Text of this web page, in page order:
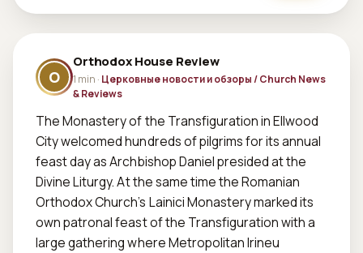
O
Orthodox House Review
1 min · Церковные новости и обзоры / Church News
& Reviews
The Monastery of the Transfiguration in Ellwood
City welcomed hundreds of pilgrims for its annual
feast day as Archbishop Daniel presided at the
Divine Liturgy. At the same time the Romanian
Orthodox Church’s Lainici Monastery marked its
own patronal feast of the Transfiguration with a
large gathering where Metropolitan Irineu